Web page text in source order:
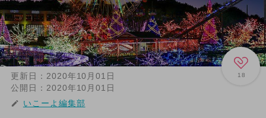
18
更新日： 2020年10月01日
公開日： 2020年10月01日
いこーよ編集部